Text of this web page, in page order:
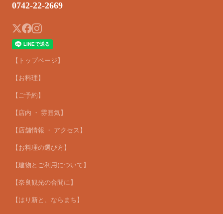
0742-22-2669
【トップページ】
【お料理】
【ご予約】
【店内 ・ 雰囲気】
【店舗情報 ・ アクセス】
【お料理の選び方】
【建物とご利用について】
【奈良観光の合間に】
【はり新と、ならまち】